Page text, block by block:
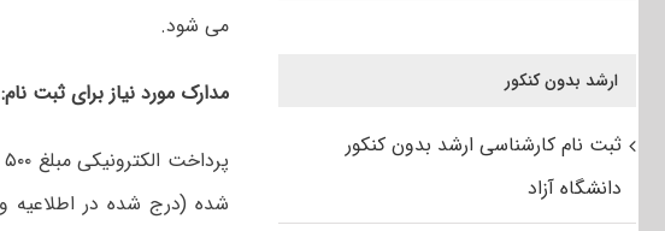
می شود.
مدارک مورد نیاز برای ثبت نام: ارشد بدون کنکور
ثبت نام کارشناسی ارشد بدون کنکور
دانشگاه آزاد